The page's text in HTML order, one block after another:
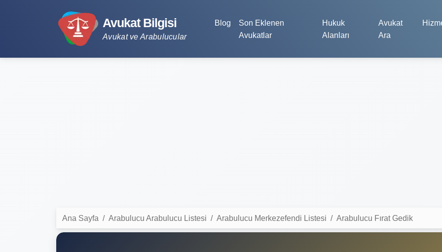
Avukat Bilgisi
Avukat ve Arabulucular
Blog
Son Eklenen
Avukatlar
Hukuk
Alanları
Avukat
Ara
Ana Sayfa Arabulucu Arabulucu Listesi Arabulucu Merkezefendi Listesi Arabulucu Fırat Gedik